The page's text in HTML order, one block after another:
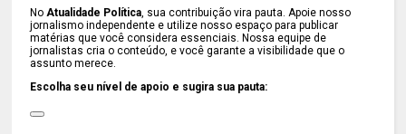
NoAtualidade Política, sua contribuição vira pauta. Apoie nosso
jornalismo independente e utilize nosso espaço para publicar
matérias que você considera essenciais. Nossa equipe de
jornalistas cria o conteúdo, e você garante a visibilidade que o
assunto merece.
Escolha seu nível de apoio e sugira sua pauta: